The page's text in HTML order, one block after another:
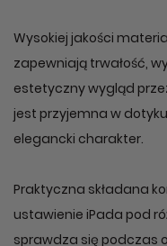
Wysokiej jakości
zapewniają trwałość,
estetyczny wygląd
jest przyjemna w
elegancki charakter.
Praktyczna składana
ustawienie iPada pod
sprawdza się podczas